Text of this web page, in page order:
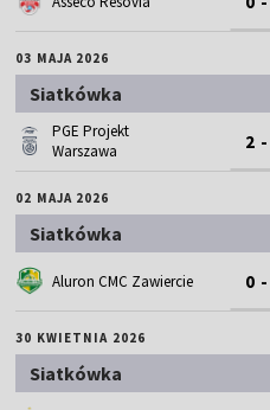
03 MAJA 2026
Siatkówka
PGE Projekt
Warszawa
2
02 MAJA 2026
Siatkówka
Aluron CMC Zawiercie 0
30 KWIETNIA 2026
Siatkówka